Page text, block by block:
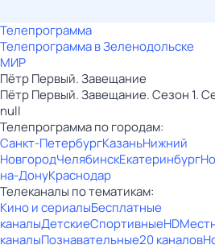
Телепрограмма
Телепрограмма в Зеленодольске
МИР
Пётр Первый. Завещание
Пётр Первый. Завещание. Сезон 1.
null
Телепрограмма по городам:
Санкт-ПетербургКазаньНижний
НовгородЧелябинскЕкатеринбург
на-ДонуКраснодар
Телеканалы по тематикам:
Кино и сериалыБесплатные
каналыДетскиеСпортивныеHD
каналыПознавательные20 каналов